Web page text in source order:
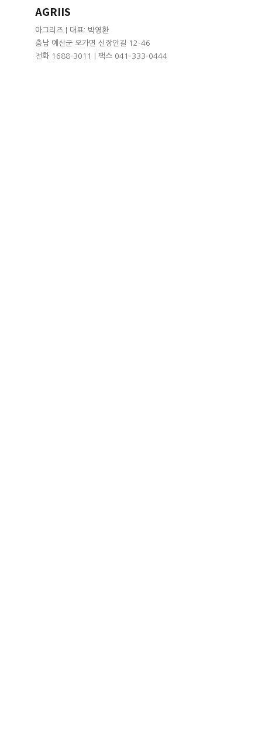
AGRIIS
아그리즈 | 대표: 박영환
충남 예산군 오가면 신장안길 12-46
전화 1688-3011 | 팩스 041-333-0444